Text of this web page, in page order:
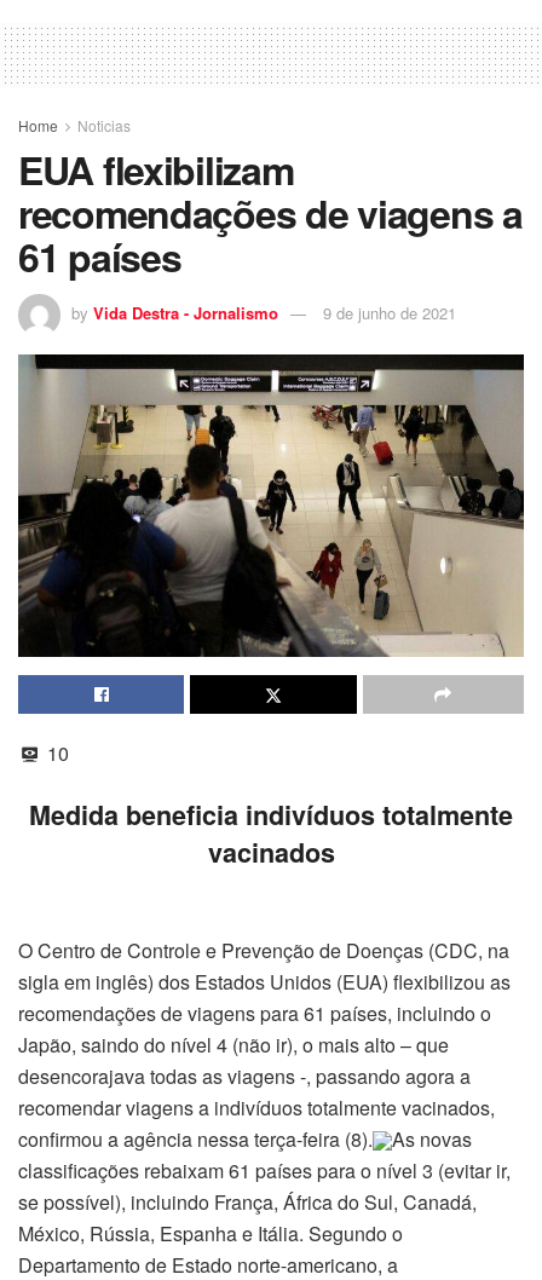
Home Noticias
EUA flexibilizam
recomendações de viagens a
61 países
by Vida Destra - Jornalismo 9 de junho de 2021
10
Medida beneficia indivíduos totalmente
vacinados
O Centro de Controle e Prevenção de Doenças (CDC, na
sigla em inglês) dos Estados Unidos (EUA) flexibilizou as
recomendações de viagens para 61 países, incluindo o
Japão, saindo do nível 4 (não ir), o mais alto – que
desencorajava todas as viagens -, passando agora a
recomendar viagens a indivíduos totalmente vacinados,
confirmou a agência nessa terça-feira (8).
As novas
classificações rebaixam 61 países para o nível 3 (evitar ir,
se possível), incluindo França, África do Sul, Canadá,
México, Rússia, Espanha e Itália. Segundo o
Departamento de Estado norte-americano, a